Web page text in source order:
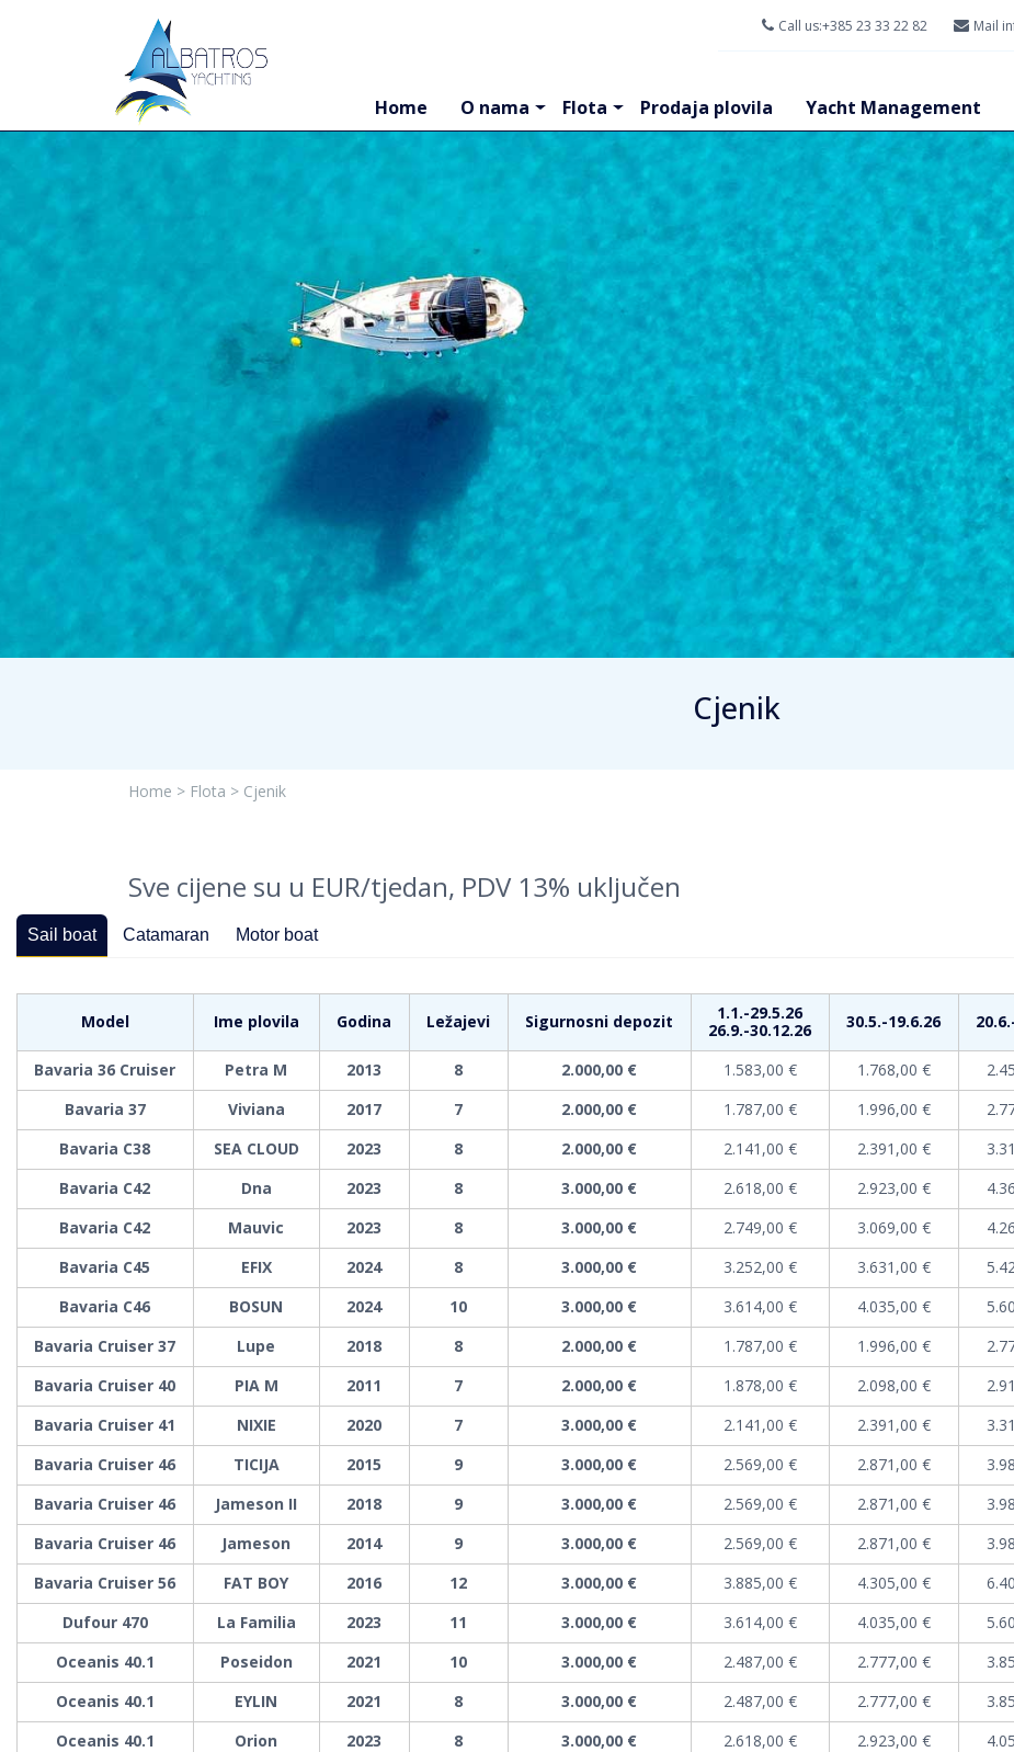
Call us:+385 23 33 22 82 Mail
Home O nama Flota Prodaja plovila Yacht Management
Cjenik
Home > Flota > Cjenik
Sve cijene su u EUR/tjedan, PDV 13% uključen
Sail boat Catamaran Motor boat
Model Ime plovila Godina Ležajevi Sigurnosni depozit
1.1.-29.5.26
26.9.-30.12.26
30.5.-19.6.26
Bavaria 36 Cruiser Petra M 2013 8 2.000,00 € 1.583,00 € 1.768,00 €
Bavaria 37
Viviana 2017 7 2.000,00 € 1.787,00 € 1.996,00 €
Bavaria C38
SEA CLOUD 2023 8 2.000,00 € 2.141,00 € 2.391,00 €
Bavaria C42
Dna 2023 8 3.000,00 € 2.618,00 € 2.923,00 €
Bavaria C42
Mauvic 2023 8 3.000,00 € 2.749,00 € 3.069,00 €
Bavaria C45
EFIX 2024 8 3.000,00 € 3.252,00 € 3.631,00 €
Bavaria C46
BOSUN 2024 10 3.000,00 € 3.614,00 € 4.035,00 €
Bavaria Cruiser 37
Lupe 2018 8 2.000,00 € 1.787,00 € 1.996,00 €
Bavaria Cruiser 40
PIA M 2011 7 2.000,00 € 1.878,00 € 2.098,00 €
Bavaria Cruiser 41
NIXIE 2020 7 3.000,00 € 2.141,00 € 2.391,00 €
Bavaria Cruiser 46
TICIJA 2015 9 3.000,00 € 2.569,00 € 2.871,00 €
Bavaria Cruiser 46
Jameson II 2018 9 3.000,00 € 2.569,00 € 2.871,00 €
Bavaria Cruiser 46
Jameson 2014 9 3.000,00 € 2.569,00 € 2.871,00 €
Bavaria Cruiser 56
FAT BOY 2016 12 3.000,00 € 3.885,00 € 4.305,00 €
Dufour 470
La Familia 2023 11 3.000,00 € 3.614,00 € 4.035,00 €
Oceanis 40.1
Poseidon 2021 10 3.000,00 € 2.487,00 € 2.777,00 €
Oceanis 40.1
EYLIN 2021 8 3.000,00 € 2.487,00 € 2.777,00 €
Oceanis 40.1
Orion 2023 8 3.000,00 € 2.618,00 € 2.923,00 €